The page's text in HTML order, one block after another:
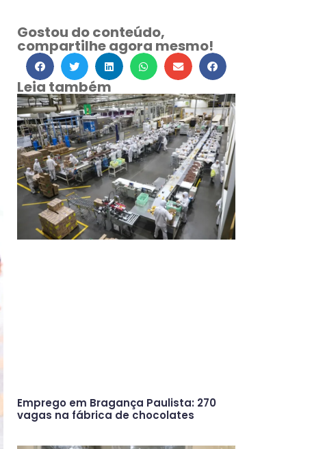
Gostou do conteúdo,
compartilhe agora mesmo!
Leia também
Emprego em Bragança Paulista: 270
vagas na fábrica de chocolates